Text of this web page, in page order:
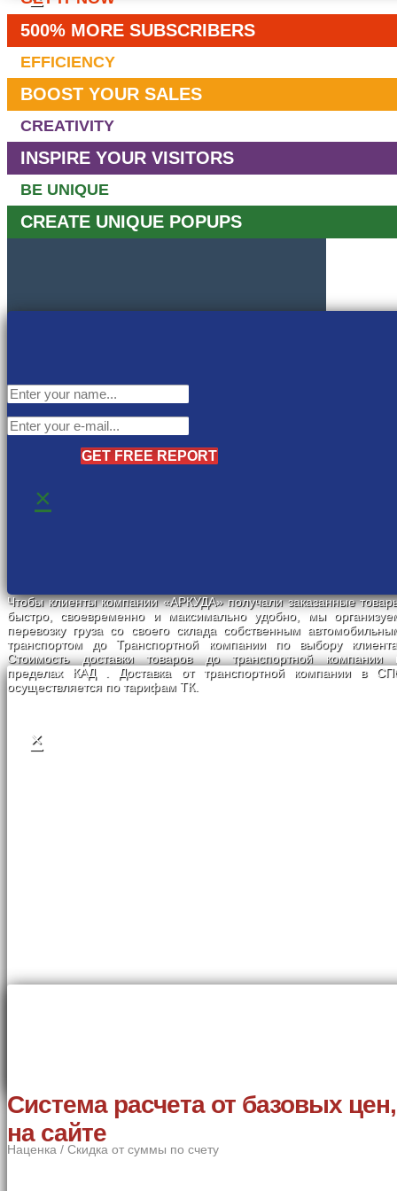
500% MORE SUBSCRIBERS
EFFICIENCY
BOOST YOUR SALES
CREATIVITY
INSPIRE YOUR VISITORS
BE UNIQUE
CREATE UNIQUE POPUPS
GET FREE REPORT
×
Чтобы клиенты компании «АРКУДА» получали заказанные
быстро, своевременно и максимально удобно, мы
перевозку груза со своего склада собственным
транспортом до Транспортной компании по выбору
Стоимость доставки товаров до транспортной компании
пределах КАД . Доставка от транспортной компании в
осуществляется по тарифам ТК.
×
Система расчета от базовых
на сайте
Наценка / Скидка от суммы по счету